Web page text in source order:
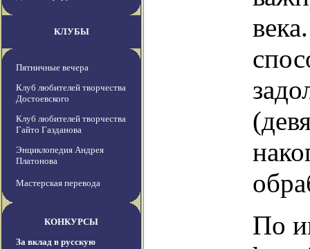
КЛУБЫ
Пятничные вечера
Клуб любителей творчества
Достоевского
Клуб любителей творчества
Гайто Газданова
Энциклопедия Андрея
Платонова
Мастерская перевода
КОНКУРСЫ
За вклад в русскую
По